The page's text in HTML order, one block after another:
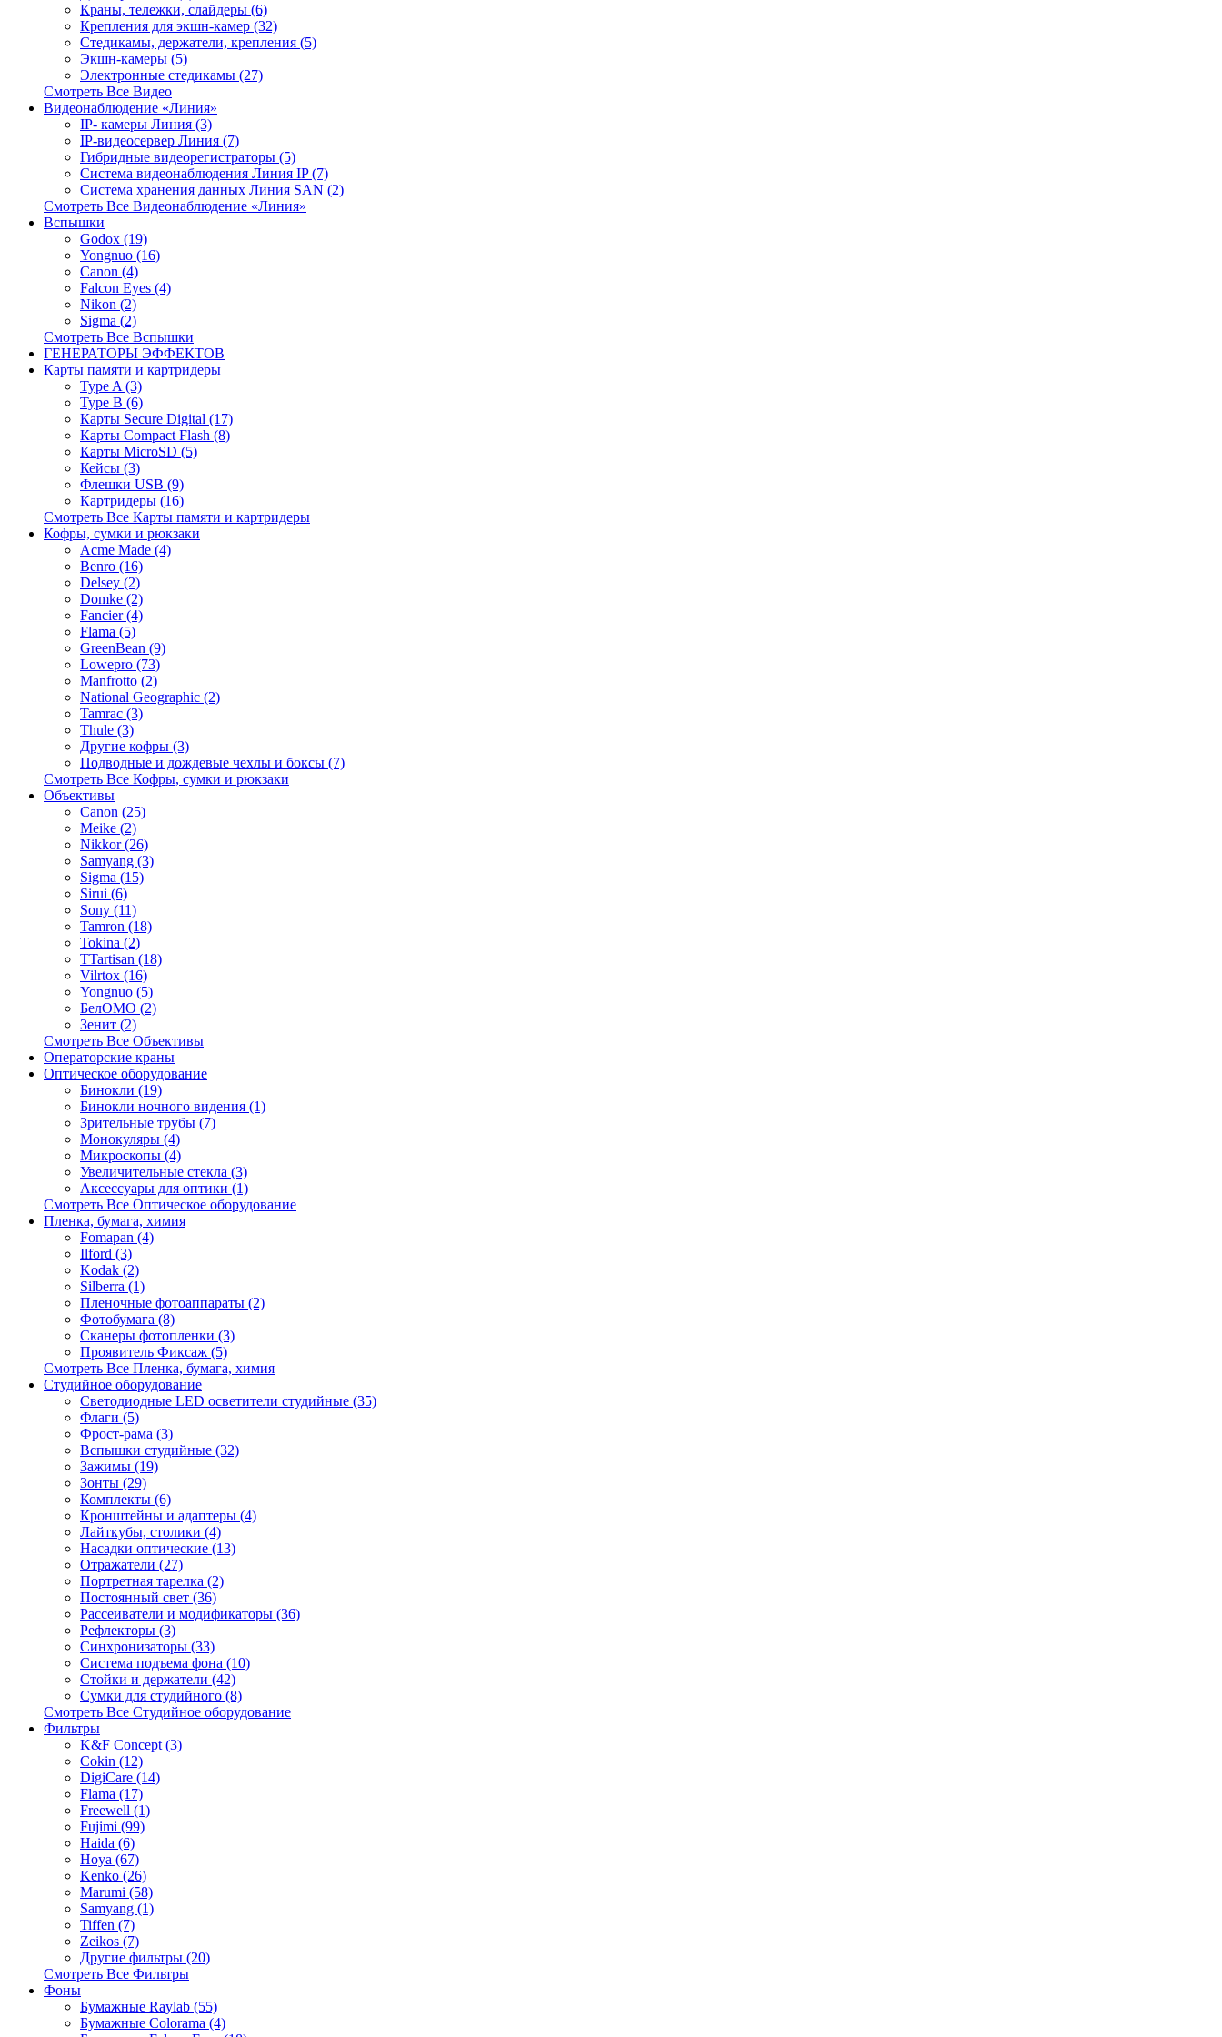
Краны, тележки, слайдеры (6)
Крепления для экшн-камер (32)
Стедикамы, держатели, крепления (5)
Экшн-камеры (5)
Электронные стедикамы (27)
Смотреть Все Видео
Видеонаблюдение «Линия»
IP- камеры Линия (3)
IP-видеосервер Линия (7)
Гибридные видеорегистраторы (5)
Система видеонаблюдения Линия IP (7)
Система хранения данных Линия SAN (2)
Смотреть Все Видеонаблюдение «Линия»
Вспышки
Godox (19)
Yongnuo (16)
Canon (4)
Falcon Eyes (4)
Nikon (2)
Sigma (2)
Смотреть Все Вспышки
ГЕНЕРАТОРЫ ЭФФЕКТОВ
Карты памяти и картридеры
Type A (3)
Type B (6)
Карты Secure Digital (17)
Карты Compact Flash (8)
Карты MicroSD (5)
Кейсы (3)
Флешки USB (9)
Картридеры (16)
Смотреть Все Карты памяти и картридеры
Кофры, сумки и рюкзаки
Acme Made (4)
Benro (16)
Delsey (2)
Domke (2)
Fancier (4)
Flama (5)
GreenBean (9)
Lowepro (73)
Manfrotto (2)
National Geographic (2)
Tamrac (3)
Thule (3)
Другие кофры (3)
Подводные и дождевые чехлы и боксы (7)
Смотреть Все Кофры, сумки и рюкзаки
Объективы
Canon (25)
Meike (2)
Nikkor (26)
Samyang (3)
Sigma (15)
Sirui (6)
Sony (11)
Tamron (18)
Tokina (2)
TTartisan (18)
Vilrtox (16)
Yongnuo (5)
БелOMO (2)
Зенит (2)
Смотреть Все Объективы
Операторские краны
Оптическое оборудование
Бинокли (19)
Бинокли ночного видения (1)
Зрительные трубы (7)
Монокуляры (4)
Микроскопы (4)
Увеличительные стекла (3)
Аксессуары для оптики (1)
Смотреть Все Оптическое оборудование
Пленка, бумага, химия
Fomapan (4)
Ilford (3)
Kodak (2)
Silberra (1)
Пленочные фотоаппараты (2)
Фотобумага (8)
Сканеры фотопленки (3)
Проявитель Фиксаж (5)
Смотреть Все Пленка, бумага, химия
Студийное оборудование
Светодиодные LED осветители студийные (35)
Флаги (5)
Фрост-рама (3)
Вспышки студийные (32)
Зажимы (19)
Зонты (29)
Комплекты (6)
Кронштейны и адаптеры (4)
Лайткубы, столики (4)
Насадки оптические (13)
Отражатели (27)
Портретная тарелка (2)
Постоянный свет (36)
Рассеиватели и модификаторы (36)
Рефлекторы (3)
Синхронизаторы (33)
Система подъема фона (10)
Стойки и держатели (42)
Сумки для студийного (8)
Смотреть Все Студийное оборудование
Фильтры
K&F Concept (3)
Cokin (12)
DigiCare (14)
Flama (17)
Freewell (1)
Fujimi (99)
Haida (6)
Hoya (67)
Kenko (26)
Marumi (58)
Samyang (1)
Tiffen (7)
Zeikos (7)
Другие фильтры (20)
Смотреть Все Фильтры
Фоны
Бумажные Raylab (55)
Бумажные Colorama (4)